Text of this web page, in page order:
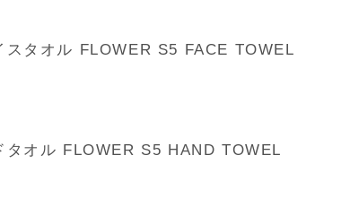
タオル FLOWER S5 FACE TOWEL
オル FLOWER S5 HAND TOWEL